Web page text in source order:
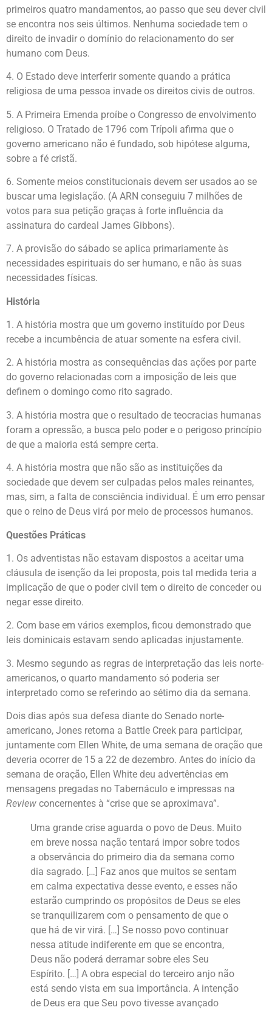
primeiros quatro mandamentos, ao passo que seu dever civil
se encontra nos seis últimos. Nenhuma sociedade tem o
direito de invadir o domínio do relacionamento do ser
humano com Deus.
4. O Estado deve interferir somente quando a prática
religiosa de uma pessoa invade os direitos civis de outros.
5. A Primeira Emenda proíbe o Congresso de envolvimento
religioso. O Tratado de 1796 com Trípoli afirma que o
governo americano não é fundado, sob hipótese alguma,
sobre a fé cristã.
6. Somente meios constitucionais devem ser usados ao se
buscar uma legislação. (A ARN conseguiu 7 milhões de
votos para sua petição graças à forte influência da
assinatura do cardeal James Gibbons).
7. A provisão do sábado se aplica primariamente às
necessidades espirituais do ser humano, e não às suas
necessidades físicas.
História
1. A história mostra que um governo instituído por Deus
recebe a incumbência de atuar somente na esfera civil.
2. A história mostra as consequências das ações por parte
do governo relacionadas com a imposição de leis que
definem o domingo como rito sagrado.
3. A história mostra que o resultado de teocracias humanas
foram a opressão, a busca pelo poder e o perigoso princípio
de que a maioria está sempre certa.
4. A história mostra que não são as instituições da
sociedade que devem ser culpadas pelos males reinantes,
mas, sim, a falta de consciência individual. É um erro pensar
que o reino de Deus virá por meio de processos humanos.
Questões Práticas
1. Os adventistas não estavam dispostos a aceitar uma
cláusula de isenção da lei proposta, pois tal medida teria a
implicação de que o poder civil tem o direito de conceder ou
negar esse direito.
2. Com base em vários exemplos, ficou demonstrado que
leis dominicais estavam sendo aplicadas injustamente.
3. Mesmo segundo as regras de interpretação das leis norte-
americanos, o quarto mandamento só poderia ser
interpretado como se referindo ao sétimo dia da semana.
Dois dias após sua defesa diante do Senado norte-
americano, Jones retorna a Battle Creek para participar,
juntamente com Ellen White, de uma semana de oração que
deveria ocorrer de 15 a 22 de dezembro. Antes do início da
semana de oração, Ellen White deu advertências em
mensagens pregadas no Tabernáculo e impressas na
Review concernentes à “crise que se aproximava”.
Uma grande crise aguarda o povo de Deus. Muito
em breve nossa nação tentará impor sobre todos
a observância do primeiro dia da semana como
dia sagrado. […] Faz anos que muitos se sentam
em calma expectativa desse evento, e esses não
estarão cumprindo os propósitos de Deus se eles
se tranquilizarem com o pensamento de que o
que há de vir virá. […] Se nosso povo continuar
nessa atitude indiferente em que se encontra,
Deus não poderá derramar sobre eles Seu
Espírito. […] A obra especial do terceiro anjo não
está sendo vista em sua importância. A intenção
de Deus era que Seu povo tivesse avançado